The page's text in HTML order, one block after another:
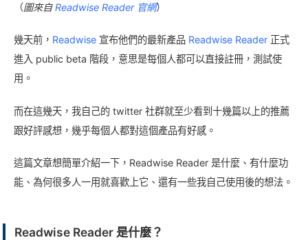
（圖來自Readwise Reader 官網）
幾天前， Readwise宣布他們的最新產品 Readwise Reader正式
進入 public beta 階段，意思是每個人都可以直接註冊，測試使
用。
而在這幾天，我自己的 twitter 社群就至少看到十幾篇以上的推薦
跟好評感想，幾乎每個人都對這個產品有好感。
這篇文章想簡單介紹一下，Readwise Reader 是什麼、有什麼功
能、為何很多人一用就喜歡上它、還有一些我自己使用後的想法。
Readwise Reader 是什麼？